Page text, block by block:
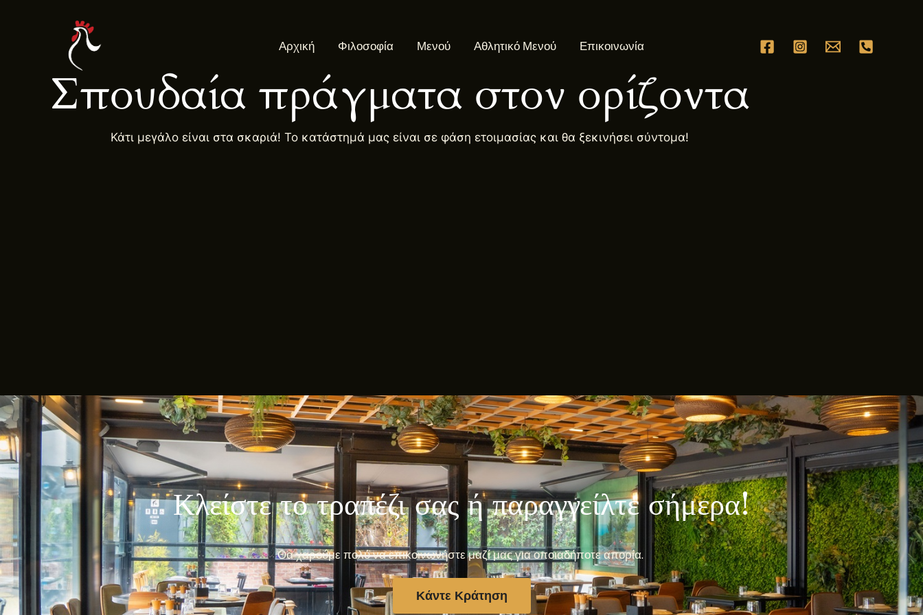
Αρχική Φιλοσοφία Μενού Αθλητικό Μενού Επικοινωνία
Σπουδαία πράγματα στον ορίζοντα
Κάτι μεγάλο είναι στα σκαριά! Το κατάστημά μας είναι σε φάση ετοιμασίας και θα ξεκινήσει σύντομα!
Κλείστε το τραπέζι σας ή παραγγείλτε σήμερα!
Θα χαρούμε πολύ να επικοινωνήστε μαζί μας για οποιαδήποτε απορία.
Κάντε Κράτηση